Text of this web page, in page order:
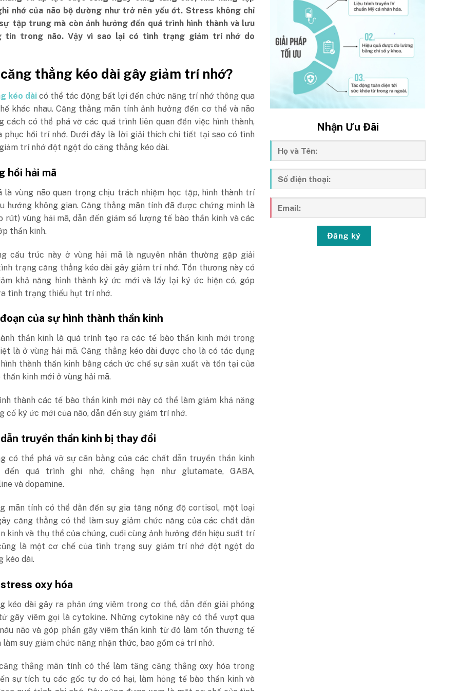
nhớ của não bộ dường như trở nên yếu ớt. Stress không chỉ
tập trung mà còn ảnh hưởng đến quá trình hình thành và lưu
tin trong não. Vậy vì sao lại có tình trạng giảm trí nhớ do
thẳng kéo dài gây giảm trí nhớ?
kéo dài có thể tác động bất lợi đến chức năng trí nhớ thông qua
khác nhau. Căng thẳng mãn tính ảnh hưởng đến cơ thể và não
cách có thể phá vỡ các quá trình liên quan đến việc hình thành,
phục hồi trí nhớ. Dưới đây là lời giải thích chi tiết tại sao có tình
trí nhớ đột ngột do căng thẳng kéo dài.
hồi hải mã
là vùng não quan trọng chịu trách nhiệm học tập, hình thành trí
hướng không gian. Căng thẳng mãn tính đã được chứng minh là
rút) vùng hải mã, dẫn đến giảm số lượng tế bào thần kinh và các
thần kinh.
cấu trúc này ở vùng hải mã là nguyên nhân thường gặp giải
trạng căng thẳng kéo dài gây giảm trí nhớ. Tổn thương này có
khả năng hình thành ký ức mới và lấy lại ký ức hiện có, góp
tình trạng thiếu hụt trí nhớ.
của sự hình thành thần kinh
thần kinh là quá trình tạo ra các tế bào thần kinh mới trong
là ở vùng hải mã. Căng thẳng kéo dài được cho là có tác dụng
thành thần kinh bằng cách ức chế sự sản xuất và tồn tại của
kinh mới ở vùng hải mã.
thành các tế bào thần kinh mới này có thể làm giảm khả năng
cố ký ức mới của não, dẫn đến suy giảm trí nhớ.
truyền thần kinh bị thay đổi
có thể phá vỡ sự cân bằng của các chất dẫn truyền thần kinh
đến quá trình ghi nhớ, chẳng hạn như glutamate, GABA,
và dopamine.
mãn tính có thể dẫn đến sự gia tăng nồng độ cortisol, một loại
căng thẳng có thể làm suy giảm chức năng của các chất dẫn
kinh và thụ thể của chúng, cuối cùng ảnh hưởng đến hiệu suất trí
là một cơ chế của tình trạng suy giảm trí nhớ đột ngột do
kéo dài.
oxy hóa
kéo dài gây ra phản ứng viêm trong cơ thể, dẫn đến giải phóng
gây viêm gọi là cytokine. Những cytokine này có thể vượt qua
não và góp phần gây viêm thần kinh từ đó làm tổn thương tế
làm suy giảm chức năng nhận thức, bao gồm cả trí nhớ.
thẳng mãn tính có thể làm tăng căng thẳng oxy hóa trong
sự tích tụ các gốc tự do có hại, làm hỏng tế bào thần kinh và
Nhận Ưu Đãi
Đăng ký